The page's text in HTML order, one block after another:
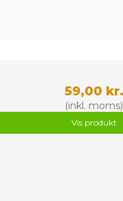
59,00 kr.
(inkl. moms)
Vis produkt